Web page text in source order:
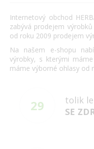
Internetový obchod
zabývá prodejem
od roku 2009 prodejem
Na našem e-shopu
výrobky, s kterými
máme výborné ohlasy od
29
tolik
SE